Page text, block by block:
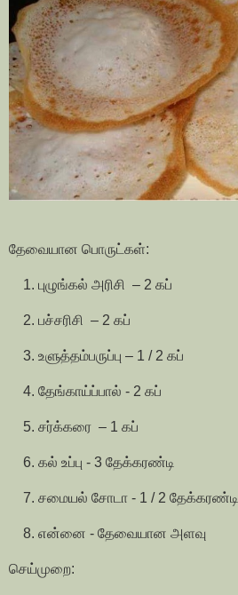
தேவையான பொருட்கள்:
1. புழுங்கல் அரிசி – 2 கப்
2. பச்சரிசி – 2 கப்
3. உளுத்தம்பருப்பு – 1 / 2 கப்
4. தேங்காய்ப்பால் - 2 கப்
5. சர்க்கரை – 1 கப்
6. கல் உப்பு - 3 தேக்கரண்டி
7. சமையல் சோடா - 1 / 2 தேக்கரண்டி
8. என்னை - தேவையான அளவு
செய்முறை: